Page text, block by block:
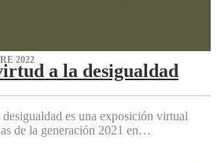
2022
a la desigualdad
es una exposición virtual
de la generación 2021 en…